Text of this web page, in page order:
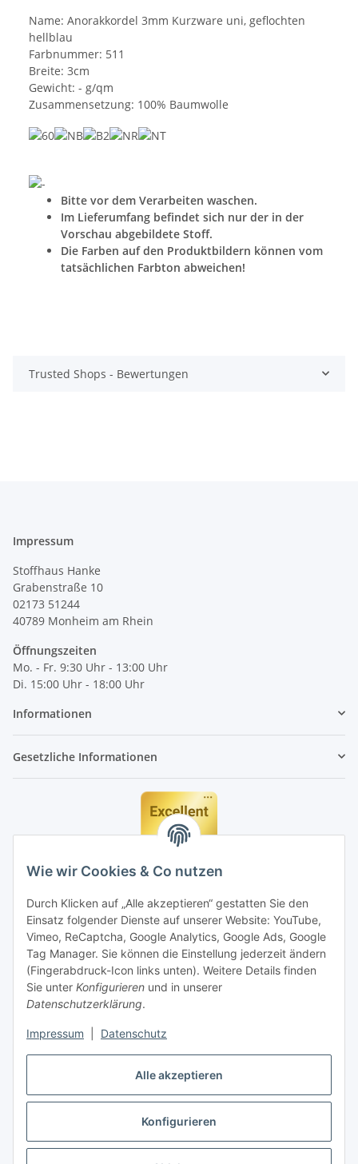
Alle akzeptieren
Konfigurieren
Wie wir Cookies & Co nutzen
Durch Klicken auf „Alle akzeptieren“ gestatten Sie den
Einsatz folgender Dienste auf unserer Website: YouTube,
Vimeo, ReCaptcha, Google Analytics, Google Ads, Google
Tag Manager. Sie können die Einstellung jederzeit ändern
(Fingerabdruck-Icon links unten). Weitere Details finden
Sie unter Konfigurieren und in unserer
Datenschutzerklärung.
Impressum Datenschutz
Name: Anorakkordel 3mm Kurzware uni, geflochten
hellblau
Farbnummer: 511
Breite: 3cm
Gewicht: - g/qm
Zusammensetzung: 100% Baumwolle
Bitte vor dem Verarbeiten waschen.
Im Lieferumfang befindet sich nur der in der
Vorschau abgebildete Stoff.
Die Farben auf den Produktbildern können vom
tatsächlichen Farbton abweichen!
Trusted Shops - Bewertungen
Impressum
Stoffhaus Hanke
Grabenstraße 10
02173 51244
40789 Monheim am Rhein
Öffnungszeiten
Mo. - Fr. 9:30 Uhr - 13:00 Uhr
Di. 15:00 Uhr - 18:00 Uhr
Informationen
Gesetzliche Informationen
Vertrag widerrufen
* Alle Preise inkl. gesetzlicher MwSt., zzgl.Versand